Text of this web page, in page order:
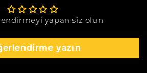
yapan siz olun
yazın